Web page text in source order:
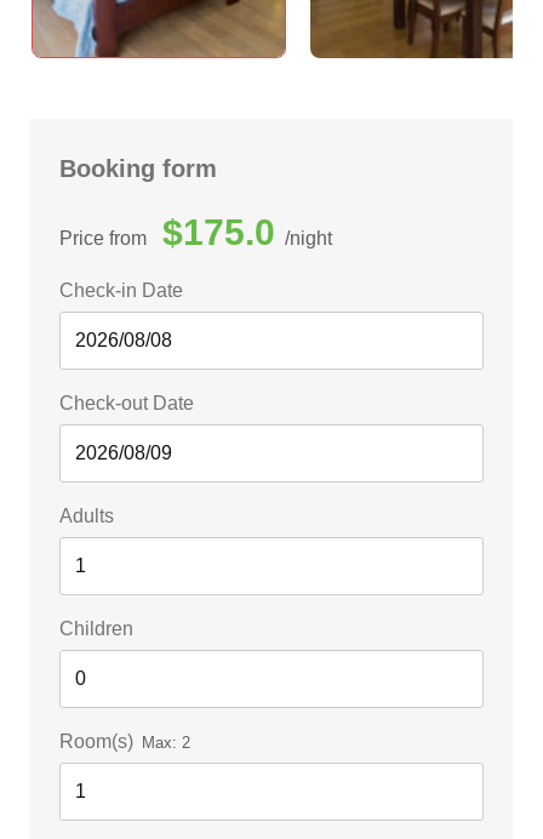
Booking form
Price from $175.0 night
Check-in Date
Check-out Date
Adults
Children
Room(s) Max: 2